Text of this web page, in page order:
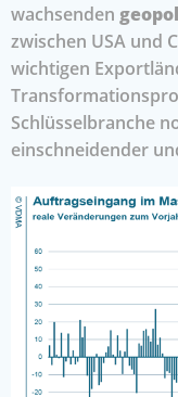
wachsenden
zwischen USA und
wichtigen
Schlüsselbranche
einschneidender